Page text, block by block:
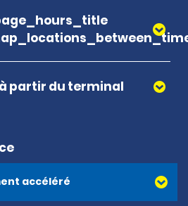
partir du terminal
accéléré